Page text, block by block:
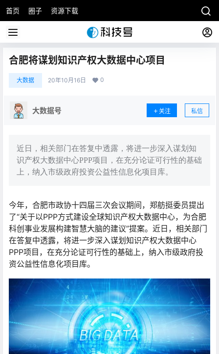
首页 圈子 资源下载
合肥将谋划知识产权大数据中心项目
大数据 20年10月16日 0
大数据号 关注 私信
近日，相关部门在答复中透露，将进一步深入谋划知
识产权大数据中心PPP项目，在充分论证可行性的基础
上，纳入市级政府投资公益性信息化项目库。
今年，合肥市政协十四届三次会议期间，郑舫挺委员提出
了“关于以PPP方式建设全球知识产权大数据中心，为合肥
科创事业发展构建智慧大脑的建议”提案。近日，相关部门
在答复中透露，将进一步深入谋划知识产权大数据中心
PPP项目，在充分论证可行性的基础上，纳入市级政府投
资公益性信息化项目库。